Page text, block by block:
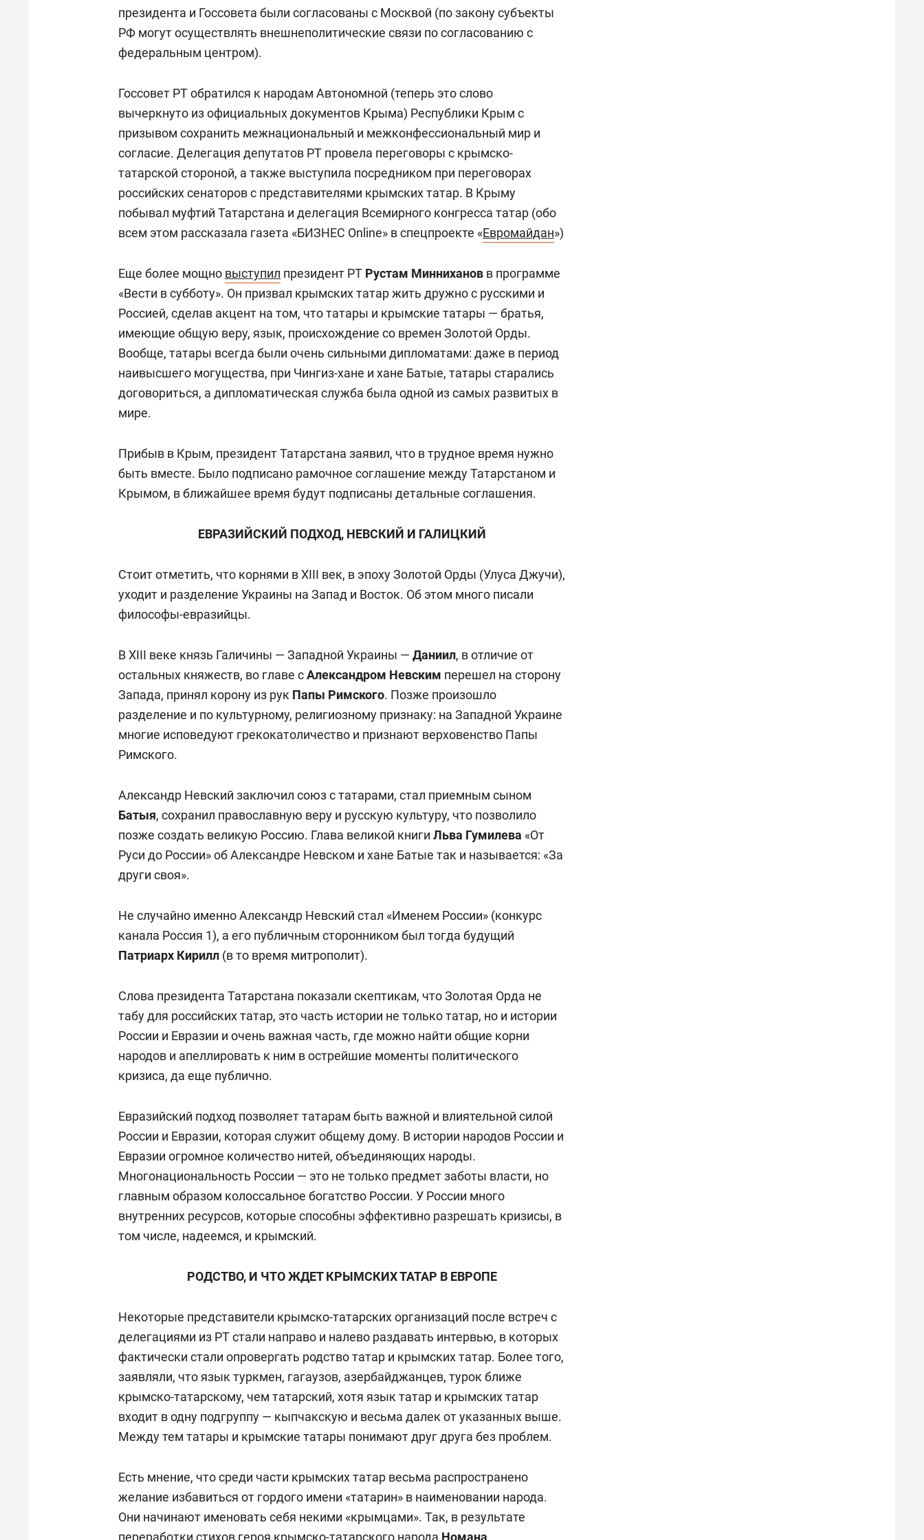
президента и Госсовета были согласованы с Москвой (по закону субъекты
РФ могут осуществлять внешнеполитические связи по согласованию с
федеральным центром).
Госсовет РТ обратился к народам Автономной (теперь это слово
вычеркнуто из официальных документов Крыма) Республики Крым с
призывом сохранить межнациональный и межконфессиональный мир и
согласие. Делегация депутатов РТ провела переговоры с крымско-
татарской стороной, а также выступила посредником при переговорах
российских сенаторов с представителями крымских татар. В Крыму
побывал муфтий Татарстана и делегация Всемирного конгресса татар (обо
всем этом рассказала газета «БИЗНЕС Online» в спецпроекте «Евромайдан»)
Еще более мощно выступил президент РТ Рустам Минниханов в программе
«Вести в субботу». Он призвал крымских татар жить дружно с русскими и
Россией, сделав акцент на том, что татары и крымские татары — братья,
имеющие общую веру, язык, происхождение со времен Золотой Орды.
Вообще, татары всегда были очень сильными дипломатами: даже в период
наивысшего могущества, при Чингиз-хане и хане Батые, татары старались
договориться, а дипломатическая служба была одной из самых развитых в
мире.
Прибыв в Крым, президент Татарстана заявил, что в трудное время нужно
быть вместе. Было подписано рамочное соглашение между Татарстаном и
Крымом, в ближайшее время будут подписаны детальные соглашения.
ЕВРАЗИЙСКИЙ ПОДХОД, НЕВСКИЙ И ГАЛИЦКИЙ
Стоит отметить, что корнями в XIII век, в эпоху Золотой Орды (Улуса Джучи),
уходит и разделение Украины на Запад и Восток. Об этом много писали
философы-евразийцы.
В XIII веке князь Галичины — Западной Украины — Даниил, в отличие от
остальных княжеств, во главе сАлександром Невским перешел на сторону
Запада, принял корону из рук Папы Римского. Позже произошло
разделение и по культурному, религиозному признаку: на Западной Украине
многие исповедуют грекокатоличество и признают верховенство Папы
Римского.
Александр Невский заключил союз с татарами, стал приемным сыном
Батыя, сохранил православную веру и русскую культуру, что позволило
позже создать великую Россию. Глава великой книги Льва Гумилева «От
Руси до России» об Александре Невском и хане Батые так и называется: «За
други своя».
Не случайно именно Александр Невский стал «Именем России» (конкурс
канала Россия 1), а его публичным сторонником был тогда будущий
Патриарх Кирилл (в то время митрополит).
Слова президента Татарстана показали скептикам, что Золотая Орда не
табу для российских татар, это часть истории не только татар, но и истории
России и Евразии и очень важная часть, где можно найти общие корни
народов и апеллировать к ним в острейшие моменты политического
кризиса, да еще публично.
Евразийский подход позволяет татарам быть важной и влиятельной силой
России и Евразии, которая служит общему дому. В истории народов России и
Евразии огромное количество нитей, объединяющих народы.
Многонациональность России — это не только предмет заботы власти, но
главным образом колоссальное богатство России. У России много
внутренних ресурсов, которые способны эффективно разрешать кризисы, в
том числе, надеемся, и крымский.
РОДСТВО, И ЧТО ЖДЕТ КРЫМСКИХ ТАТАР В ЕВРОПЕ
Некоторые представители крымско-татарских организаций после встреч с
делегациями из РТ стали направо и налево раздавать интервью, в которых
фактически стали опровергать родство татар и крымских татар. Более того,
заявляли, что язык туркмен, гагаузов, азербайджанцев, турок ближе
крымско-татарскому, чем татарский, хотя язык татар и крымских татар
входит в одну подгруппу — кыпчакскую и весьма далек от указанных выше.
Между тем татары и крымские татары понимают друг друга без проблем.
Есть мнение, что среди части крымских татар весьма распространено
желание избавиться от гордого имени «татарин» в наименовании народа.
Они начинают именовать себя некими «крымцами». Так, в результате
переработки стихов героя крымско-татарского народа Номана